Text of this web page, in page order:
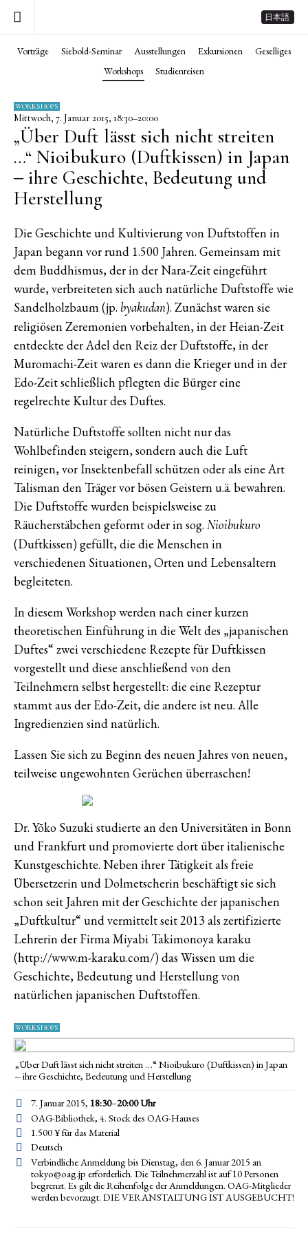
日本語
Vorträge Siebold-Seminar Ausstellungen Exkursionen
Geselliges
Workshops
Studienreisen
WORKSHOPS
Mittwoch, 7. Januar 2015, 18:30–20:00
„Über Duft lässt sich nicht streiten
…“ Nioibukuro (Duftkissen) in Japan
‒ ihre Geschichte, Bedeutung und
Herstellung
Die Geschichte und Kultivierung von Duftstoffen in
Japan begann vor rund 1.500 Jahren. Gemeinsam mit
dem Buddhismus, der in der Nara-Zeit eingeführt
wurde, verbreiteten sich auch natürliche Duftstoffe wie
Sandelholzbaum (jp. byakudan). Zunächst waren sie
religiösen Zeremonien vorbehalten, in der Heian-Zeit
entdeckte der Adel den Reiz der Duftstoffe, in der
Muromachi-Zeit waren es dann die Krieger und in der
Edo-Zeit schließlich pflegten die Bürger eine
regelrechte Kultur des Duftes.
Natürliche Duftstoffe sollten nicht nur das
Wohlbefinden steigern, sondern auch die Luft
reinigen, vor Insektenbefall schützen oder als eine Art
Talisman den Träger vor bösen Geistern u.ä. bewahren.
Die Duftstoffe wurden beispielsweise zu
Räucherstäbchen geformt oder in sog. Nioibukuro
(Duftkissen) gefüllt, die die Menschen in
verschiedenen Situationen, Orten und Lebensaltern
begleiteten.
In diesem Workshop werden nach einer kurzen
theoretischen Einführung in die Welt des „japanischen
Duftes“ zwei verschiedene Rezepte für Duftkissen
vorgestellt und diese anschließend von den
Teilnehmern selbst hergestellt: die eine Rezeptur
stammt aus der Edo-Zeit, die andere ist neu. Alle
Ingredienzien sind natürlich.
Lassen Sie sich zu Beginn des neuen Jahres von neuen,
teilweise ungewohnten Gerüchen überraschen!
Dr. Yōko Suzuki studierte an den Universitäten in Bonn
und Frankfurt und promovierte dort über italienische
Kunstgeschichte. Neben ihrer Tätigkeit als freie
Übersetzerin und Dolmetscherin beschäftigt sie sich
schon seit Jahren mit der Geschichte der japanischen
„Duftkultur“ und vermittelt seit 2013 als zertifizierte
Lehrerin der Firma Miyabi Takimonoya karaku
(http://www.m-karaku.com/) das Wissen um die
Geschichte, Bedeutung und Herstellung von
natürlichen japanischen Duftstoffen.
WORKSHOPS
„Über Duft lässt sich nicht streiten …“ Nioibukuro (Duftkissen) in Japan
‒ ihre Geschichte, Bedeutung und Herstellung
7. Januar 2015, 18:30–20:00Uhr
OAG-Bibliothek, 4. Stock des OAG-Hauses
1.500 ¥ für das Material
Deutsch
Verbindliche Anmeldung bis Dienstag, den 6. Januar 2015 an
tokyo@oag.jp erforderlich. Die Teilnehmerzahl ist auf 10 Personen
begrenzt. Es gilt die Reihenfolge der Anmeldungen. OAG-Mitglieder
werden bevorzugt. DIE VERANSTALTUNG IST AUSGEBUCHT!